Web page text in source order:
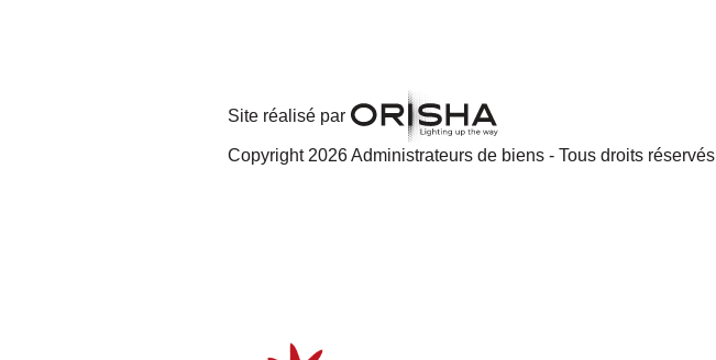
Site réalisé par
Copyright 2026 Administrateurs de biens - Tous droits réservés